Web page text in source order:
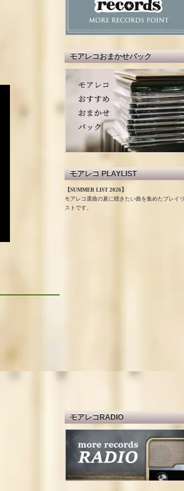
モアレコおまかせパック
モアレコ PLAYLIST
【SUMMER LIST 2026】
モアレコ選曲の夏に聴きたい曲を集めたプレイリ
ストです。
モアレコRADIO